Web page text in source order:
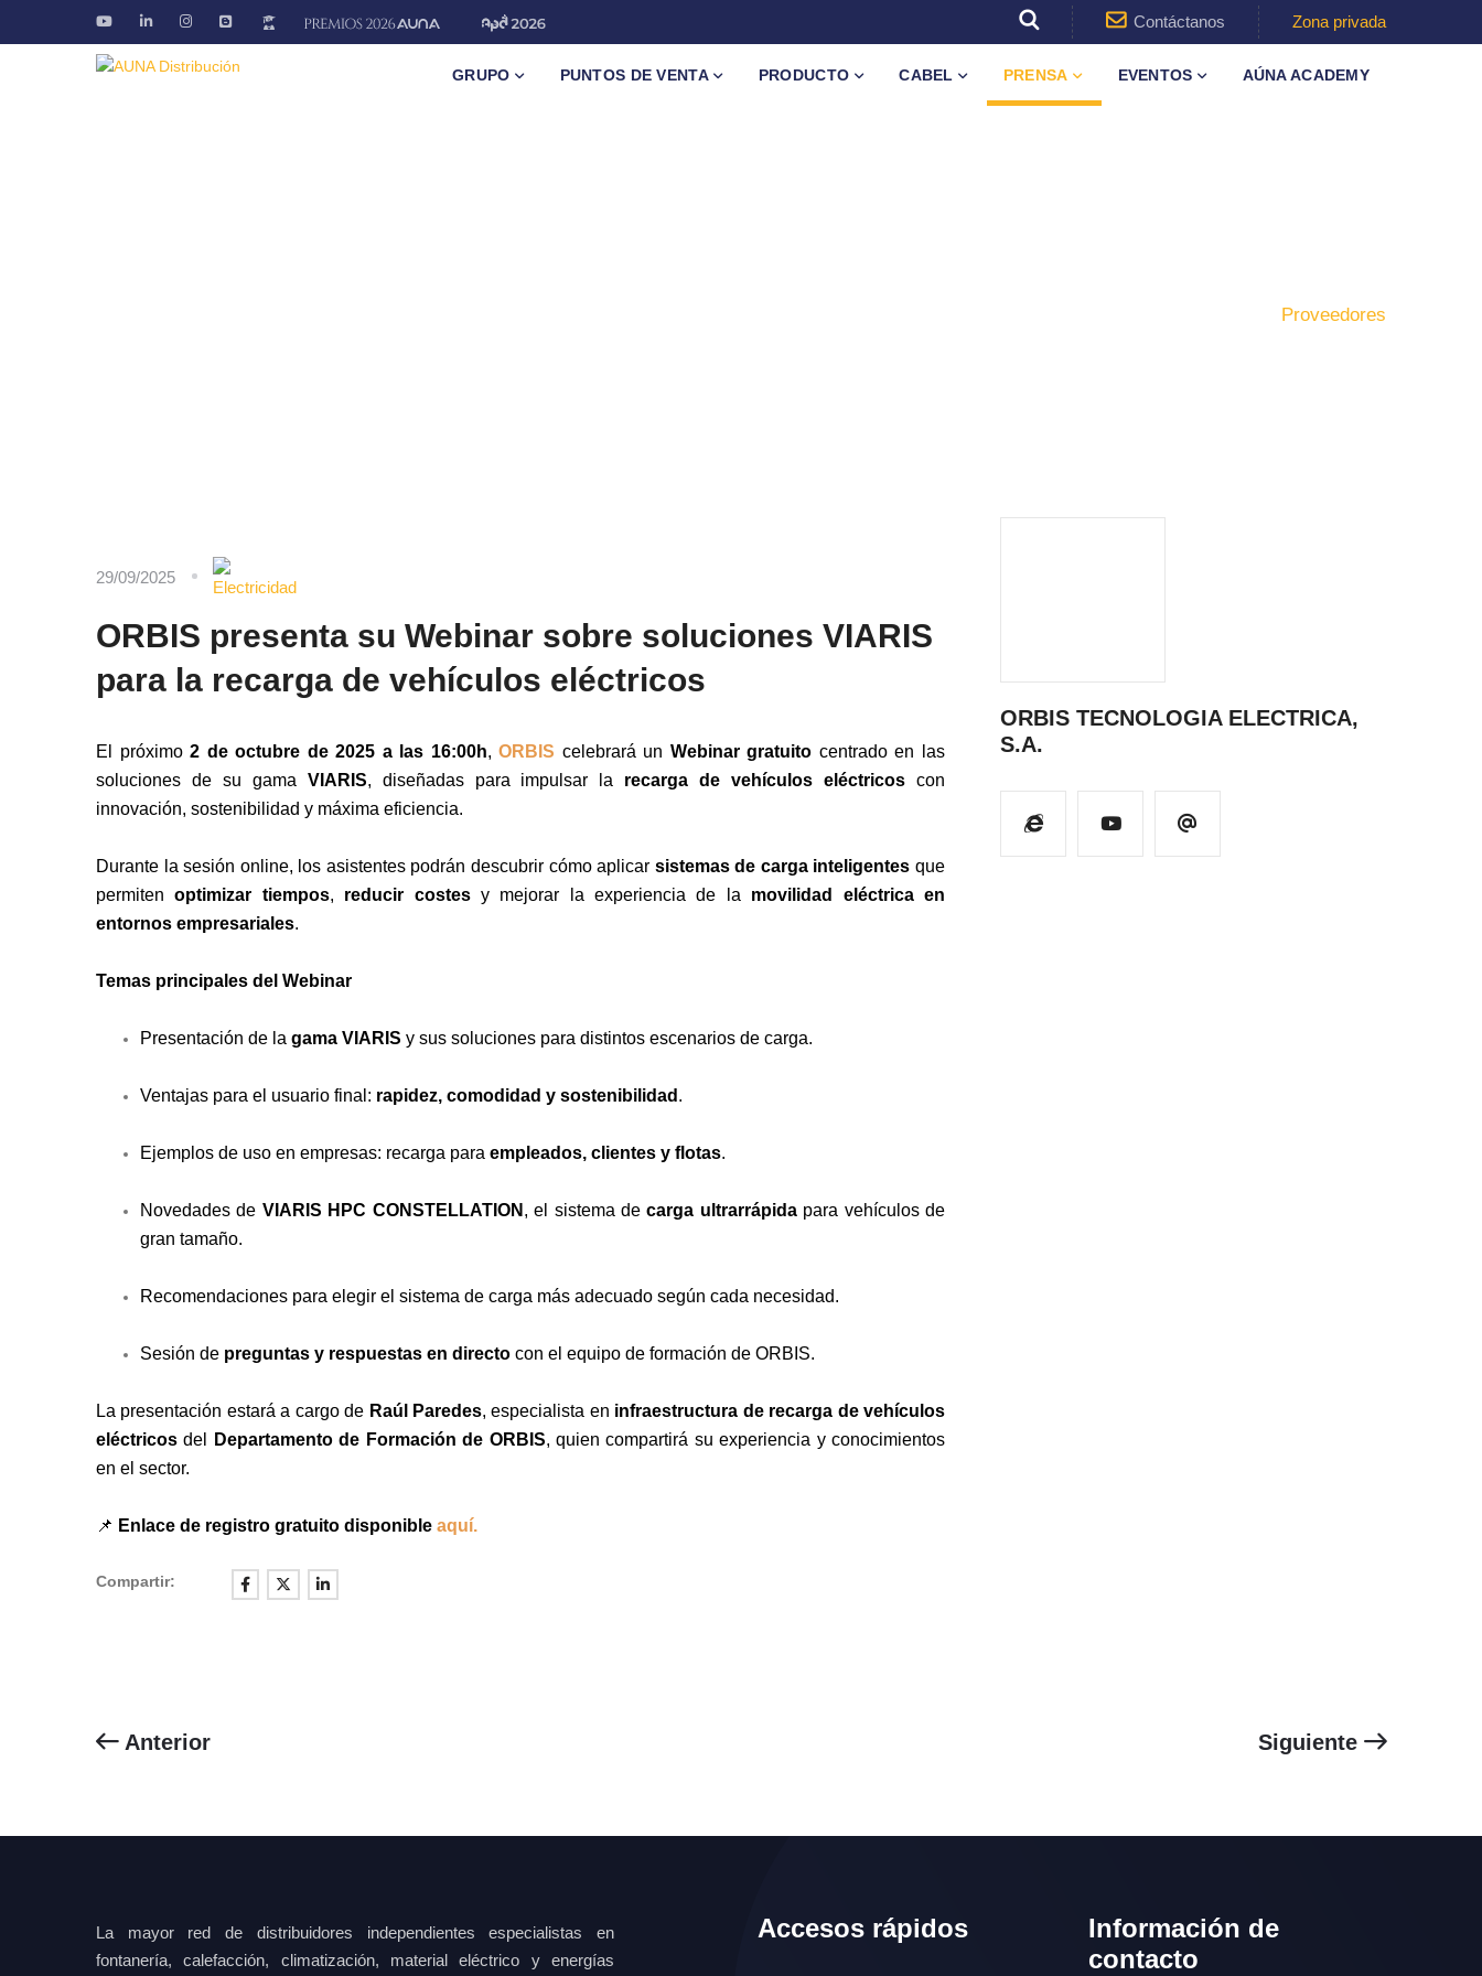
Contáctanos Zona privada
GRUPO PUNTOS DE VENTA PRODUCTO CABEL PRENSA EVENTOS AÚNA ACADEMY
Proveedores
29/09/2025
ORBIS presenta su Webinar sobre soluciones VIARIS
para la recarga de vehículos eléctricos
El próximo2 de octubre de 2025 a las 16:00h,ORBIS celebrará un Webinar gratuito centrado en las
soluciones de su gama VIARIS, diseñadas para impulsar la recarga de vehículos eléctricos con
innovación, sostenibilidad y máxima eficiencia.
Durante la sesión online, los asistentes podrán descubrir cómo aplicar sistemas de carga inteligentes que
permitenoptimizar tiempos, reducir costesy mejorar la experiencia de la movilidad eléctrica en
entornos empresariales.
Temas principales del Webinar
Presentación de la gama VIARIS y sus soluciones para distintos escenarios de carga.
Ventajas para el usuario final: rapidez, comodidad y sostenibilidad .
Ejemplos de uso en empresas: recarga para empleados, clientes y flotas.
Novedades de VIARIS HPC CONSTELLATION , el sistema decarga ultrarrápidapara vehículos de
gran tamaño.
Recomendaciones para elegir el sistema de carga más adecuado según cada necesidad.
Sesión de preguntas y respuestas en directo con el equipo de formación de ORBIS.
La presentación estará a cargo de Raúl Paredes, especialista en infraestructura de recarga de vehículos
eléctricos del Departamento de Formación de ORBIS, quien compartirá su experiencia y conocimientos
en el sector.
📌 Enlace de registro gratuito disponible aquí.
Compartir:
ORBIS TECNOLOGIA ELECTRICA,
S.A.
Anterior Siguiente
La mayor red de distribuidores independientes especialistas en
fontanería, calefacción, climatización, material eléctrico y energías
Accesos rápidos
Información de
contacto